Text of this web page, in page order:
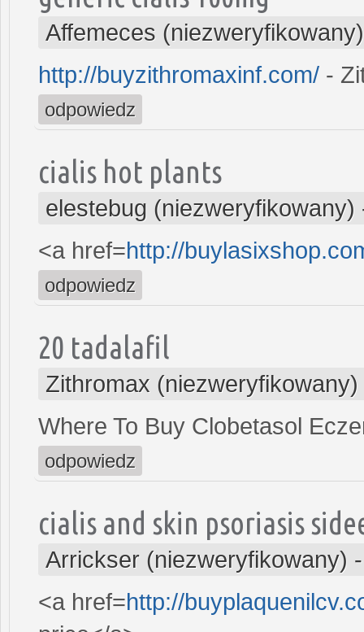
Affemeces (niezweryfikowany)
http://buyzithromaxinf.com/ -
odpowiedz
cialis hot plants
elestebug (niezweryfikowany)
<a href=http://
odpowiedz
20 tadalafil
Zithromax (niezweryfikowany)
Where To Buy Clobetasol
odpowiedz
cialis and skin psoriasis
Arrickser (niezweryfikowany)
<a href=http://